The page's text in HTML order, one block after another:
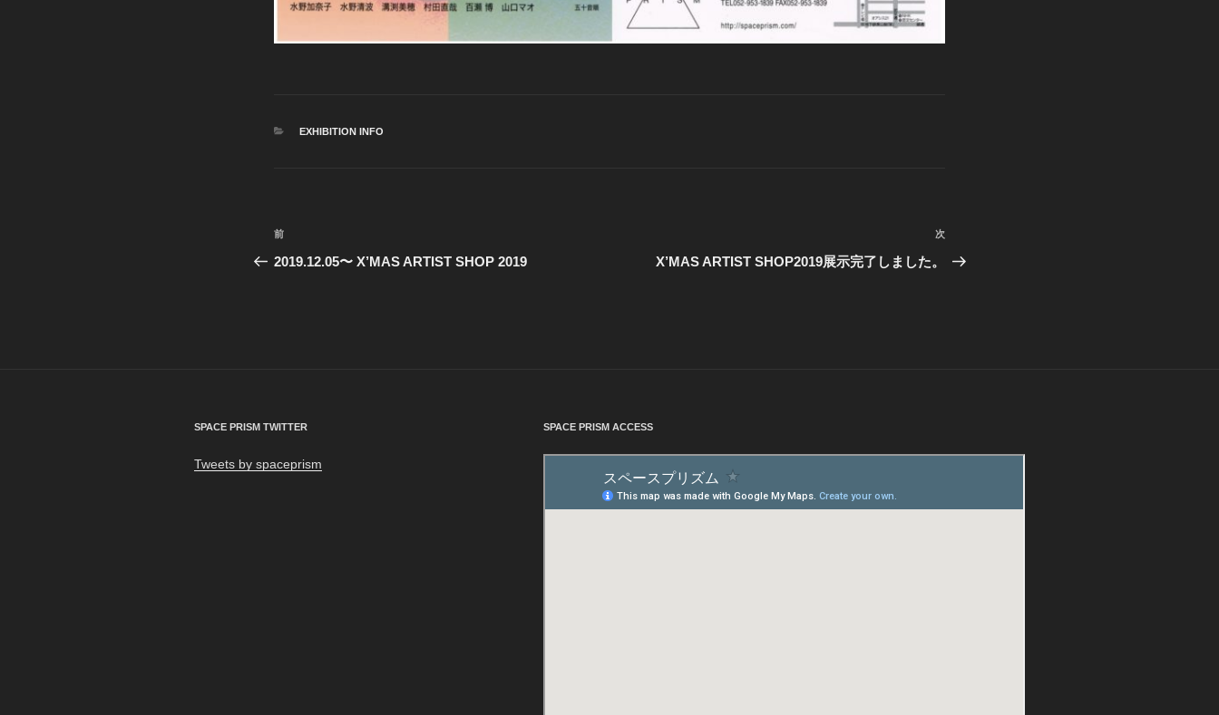
カ
EXHIBITION INFO
投
稿
シ
ョ
前
の
前
2019.12.05〜 X’MAS ARTIST SHOP 2019
次
の
次
X’MAS ARTIST SHOP2019展示完了しました。
SPACE PRISM TWITTER
Tweets by spaceprism
SPACE PRISM ACCESS